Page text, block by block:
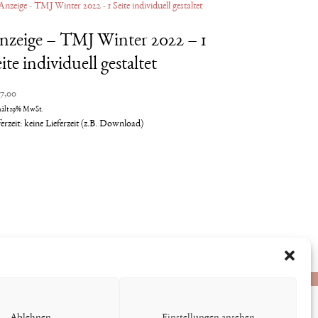
– TMJ Winter 2022 – 1
individuell gestaltet
19% MwSt.
keine Lieferzeit (z.B. Download)